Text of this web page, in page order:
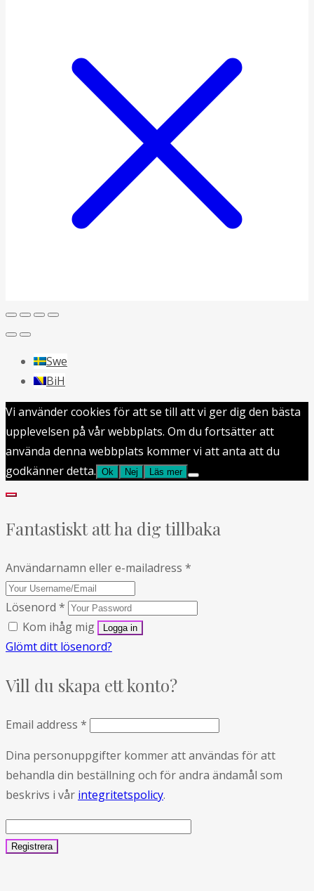
Swe
BiH
Vi använder cookies för att se till att vi ger dig den bästa
upplevelsen på vår webbplats. Om du fortsätter att
använda denna webbplats kommer vi att anta att du
godkänner detta. Ok Nej Läs mer
Fantastiskt att ha dig tillbaka
Användarnamn eller e-mailadress *
Lösenord *
Kom ihåg mig
Glömt ditt lösenord?
Vill du skapa ett konto?
Email address *
Dina personuppgifter kommer att användas för att
behandla din beställning och för andra ändamål som
beskrivs i vår integritetspolicy.